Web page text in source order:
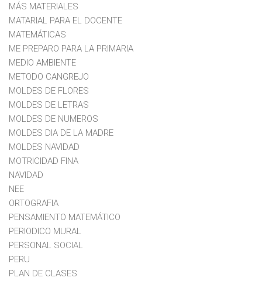
MÁS MATERIALES
MATARIAL PARA EL DOCENTE
MATEMÁTICAS
ME PREPARO PARA LA PRIMARIA
MEDIO AMBIENTE
METODO CANGREJO
MOLDES DE FLORES
MOLDES DE LETRAS
MOLDES DE NUMEROS
MOLDES DIA DE LA MADRE
MOLDES NAVIDAD
MOTRICIDAD FINA
NAVIDAD
NEE
ORTOGRAFIA
PENSAMIENTO MATEMÁTICO
PERIODICO MURAL
PERSONAL SOCIAL
PERU
PLAN DE CLASES